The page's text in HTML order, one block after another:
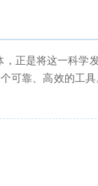
正是将这一科
靠、高效的工